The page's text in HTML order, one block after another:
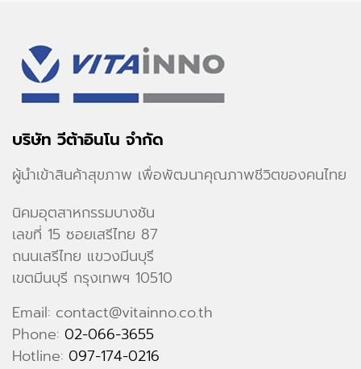
บริษัท วีต้าอินโน จำกัด
ผู้นำเข้าสินค้าสุขภาพ เพื่อพัฒนาคุณภาพชีวิตของคนไทย
นิคมอุตสาหกรรมบางชัน
เลขที่ 15 ซอยเสรีไทย 87
ถนนเสรีไทย แขวงมีนบุรี
เขตมีนบุรี กรุงเทพฯ 10510
Email: contact@vitainno.co.th
Phone: 02-066-3655
Hotline: 097-174-0216